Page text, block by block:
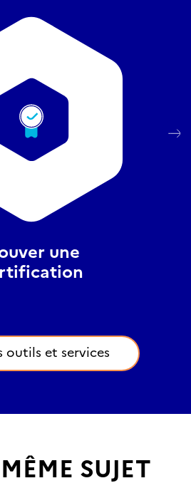
une
outils et services
SUJET